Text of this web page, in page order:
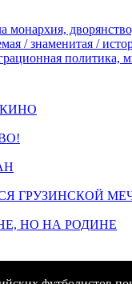
монархия,
/ знаменитая /
политика,
ГРУЗИНСКОЙ
НО НА РОДИНЕ